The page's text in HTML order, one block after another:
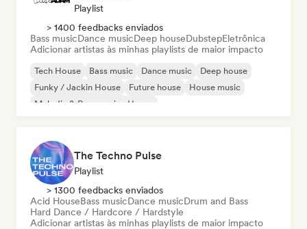
Playlist
> 1400 feedbacks enviados
Bass musicDance musicDeep houseDubstepEletrônica
Adicionar artistas às minhas playlists de maior impacto
Tech House Bass music Dance music
Deep house
Funky / Jackin House
Future house
House music
Melodic & Progressive House
The Techno Pulse
Playlist
> 1300 feedbacks enviados
Acid HouseBass musicDance musicDrum and Bass
Hard Dance / Hardcore / Hardstyle
Adicionar artistas às minhas playlists de maior impacto